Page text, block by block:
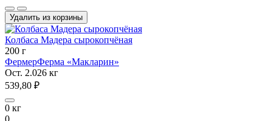
Удалить из корзины
Колбаса Мадера сырокопчёная
200 г
ФермерФерма «Макларин»
Ост. 2.026 кг
539,80 ₽
0 кг
0